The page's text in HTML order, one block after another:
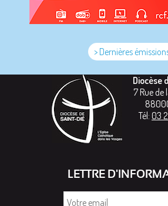
> Dernières
Diocèse
7 Rue de
Tél: 03
LETTRE